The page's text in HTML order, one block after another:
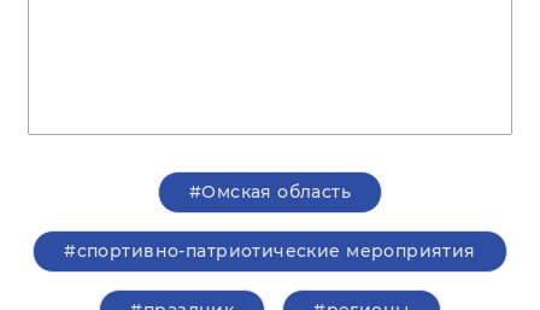
#Омская область
#спортивно-патриотические мероприятия